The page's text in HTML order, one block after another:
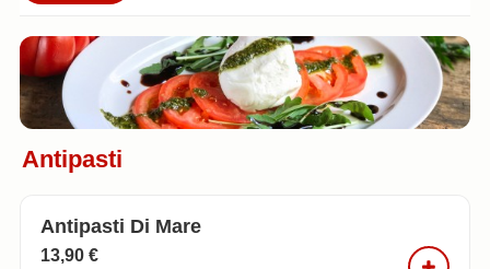
Antipasti
Antipasti Di Mare
13,90 €